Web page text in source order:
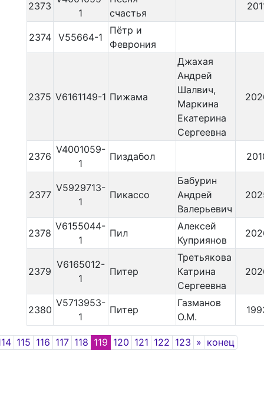
2373
1
счастья
2374 V55664-1
Пётр и
Феврония
2375 V6161149-1 Пижама
Джахая
Андрей
Шалвич,
Маркина
Екатерина
Сергеевна
2376
V4001059-
1
Пиздабол
2377
V5929713-
1
Пикассо
Бабурин
Андрей
Валерьевич
2378
V6155044-
1
Пил
Алексей
Куприянов
2379
V6165012-
1
Питер
Третьякова
Катрина
Сергеевна
2380
V5713953-
1
Питер
Газманов
О.М.
115 116 117 118 119 120 121 122 123 » Next
конец